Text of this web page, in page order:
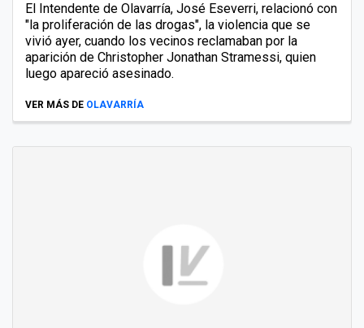
El Intendente de Olavarría, José Eseverri, relacionó con
"la proliferación de las drogas", la violencia que se
vivió ayer, cuando los vecinos reclamaban por la
aparición de Christopher Jonathan Stramessi, quien
luego apareció asesinado.
VER MÁS DE OLAVARRÍA